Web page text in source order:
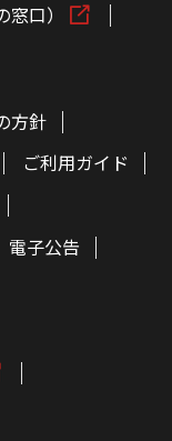
口）
方針
ご利用ガイド
電子公告